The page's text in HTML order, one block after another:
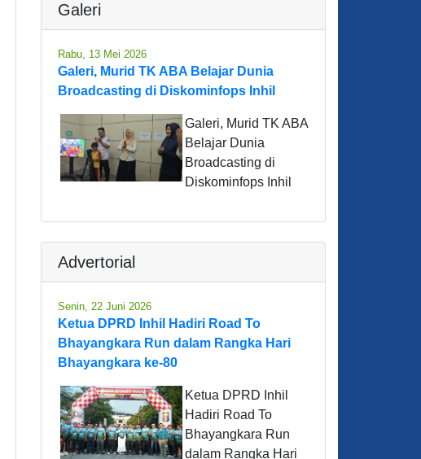
Galeri
Rabu, 13 Mei 2026
Galeri, Murid TK ABA Belajar Dunia
Broadcasting di Diskominfops Inhil
Galeri, Murid TK ABA
Belajar Dunia
Broadcasting di
Diskominfops Inhil
Advertorial
Senin, 22 Juni 2026
Ketua DPRD Inhil Hadiri Road To
Bhayangkara Run dalam Rangka Hari
Bhayangkara ke-80
Ketua DPRD Inhil
Hadiri Road To
Bhayangkara Run
dalam Rangka Hari